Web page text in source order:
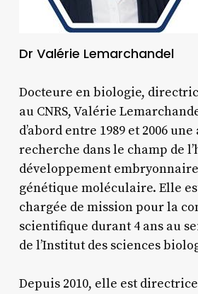
Dr Valérie Lemarchandel
Docteure en biologie,
au CNRS, Valérie
d’abord entre 1989 et 2006
recherche dans le champ de
développement
génétique moléculaire. Elle
chargée de mission pour la
scientifique durant 4 ans au
de l’Institut des sciences
Depuis 2010, elle est